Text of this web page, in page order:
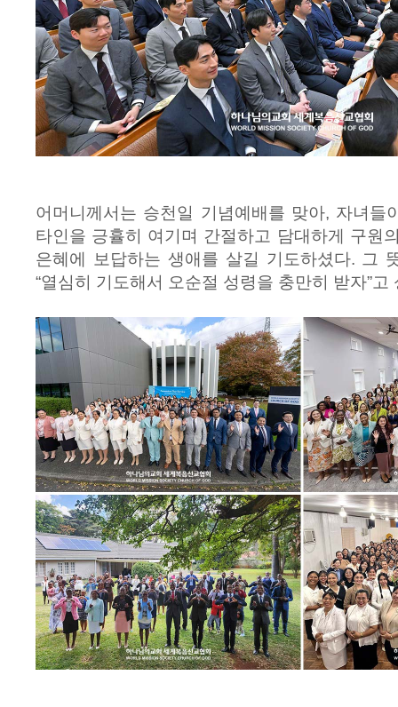
어머니께서는 승천일 기념예배를 맞아, 자녀들
타인을 긍휼히 여기며 간절하고 담대하게 구원
은혜에 보답하는 생애를 살길 기도하셨다. 그
“열심히 기도해서 오순절 성령을 충만히 받자”